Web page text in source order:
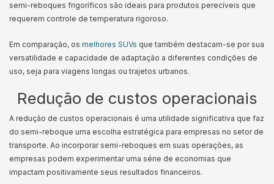
semi-reboques frigoríficos são ideais para produtos perecíveis que
requerem controle de temperatura rigoroso.
Em comparação, os melhores SUVs que também destacam-se por sua
versatilidade e capacidade de adaptação a diferentes condições de
uso, seja para viagens longas ou trajetos urbanos.
Redução de custos operacionais
A redução de custos operacionais é uma utilidade significativa que faz
do semi-reboque uma escolha estratégica para empresas no setor de
transporte. Ao incorporar semi-reboques em suas operações, as
empresas podem experimentar uma série de economias que
impactam positivamente seus resultados financeiros.